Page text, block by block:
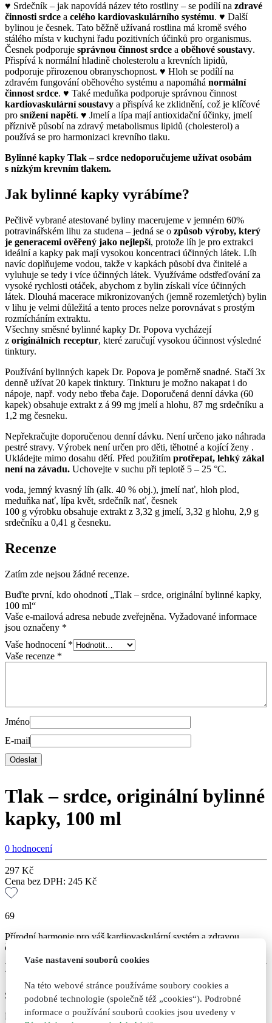
♥ Srdečník – jak napovídá název této rostliny – se podílí na zdravé
činnosti srdce a celého kardiovaskulárního systému. ♥ Další
bylinou je česnek. Tato běžně užívaná rostlina má kromě svého
stálého místa v kuchyni řadu pozitivních účinků pro organismus.
Česnek podporuje správnou činnost srdce a oběhové soustavy.
Přispívá k normální hladině cholesterolu a krevních lipidů,
podporuje přirozenou obranyschopnost. ♥ Hloh se podílí na
zdravém fungování oběhového systému a napomáhá normální
činnost srdce. ♥ Také meduňka podporuje správnou činnost
kardiovaskulární soustavy a přispívá ke zklidnění, což je klíčové
pro snížení napětí. ♥ Jmelí a lípa mají antioxidační účinky, jmelí
příznivě působí na zdravý metabolismus lipidů (cholesterol) a
používá se pro harmonizaci krevního tlaku.
Bylinné kapky Tlak – srdce nedoporučujeme užívat osobám
s nízkým krevním tlakem.
Jak bylinné kapky vyrábíme?
Pečlivě vybrané atestované byliny macerujeme v jemném 60%
potravinářském lihu za studena – jedná se o způsob výroby, který
je generacemi ověřený jako nejlepší, protože líh je pro extrakci
ideální a kapky pak mají vysokou koncentraci účinných látek. Líh
navíc doplňujeme vodou, takže v kapkách působí dva činitelé a
vyluhuje se tedy i více účinných látek. Využíváme odstřeďování za
vysoké rychlosti otáček, abychom z bylin získali více účinných
látek. Dlouhá macerace mikronizovaných (jemně rozemletých) bylin
v lihu je velmi důležitá a tento proces nelze porovnávat s prostým
rozmícháním extraktu.
Všechny směsné bylinné kapky Dr. Popova vycházejí
z originálních receptur, které zaručují vysokou účinnost výsledné
tinktury.
Používání bylinných kapek Dr. Popova je poměrně snadné. Stačí 3x
denně užívat 20 kapek tinktury. Tinkturu je možno nakapat i do
nápoje, např. vody nebo třeba čaje. Doporučená denní dávka (60
kapek) obsahuje extrakt z á 99 mg jmelí a hlohu, 87 mg srdečníku a
1,2 mg česneku.
Nepřekračujte doporučenou denní dávku. Není určeno jako náhrada
pestré stravy. Výrobek není určen pro děti, těhotné a kojící ženy .
Ukládejte mimo dosahu dětí. Před použitím protřepat, lehký zákal
není na závadu. Uchovejte v suchu při teplotě 5 – 25 °C.
voda, jemný kvasný líh (alk. 40 % obj.), jmelí nať, hloh plod,
meduňka nať, lípa květ, srdečník nať, česnek
100 g výrobku obsahuje extrakt z 3,32 g jmelí, 3,32 g hlohu, 2,9 g
srdečníku a 0,41 g česneku.
Recenze
Zatím zde nejsou žádné recenze.
Buďte první, kdo ohodnotí „Tlak – srdce, originální bylinné kapky,
100 ml“
Vaše e-mailová adresa nebude zveřejněna. Vyžadované informace
jsou označeny *
Vaše hodnocení *
Vaše recenze *
Jméno
E-mail
Tlak – srdce, originální bylinné
kapky, 100 ml
0 hodnocení
297 Kč
Cena bez DPH: 245 Kč
69
Přírodní harmonie pro váš kardiovaskulární systém a zdravou
činnost srdce (díky srdečníku a hlohu). Doplněk stravy.
Varianty
Skladem
Expedujeme do druhého dne po uhrazení
Vaše nastavení souborů cookies
Na této webové stránce používáme soubory cookies a
podobné technologie (společně též „cookies“). Podrobné
informace o používání souborů cookies jsou uvedeny v